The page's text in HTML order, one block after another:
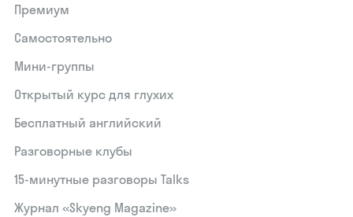
Премиум
Самостоятельно
Мини-группы
Открытый курс для глухих
Бесплатный английский
Разговорные клубы
15‑минутные разговоры Talks
Журнал «Skyeng Magazine»